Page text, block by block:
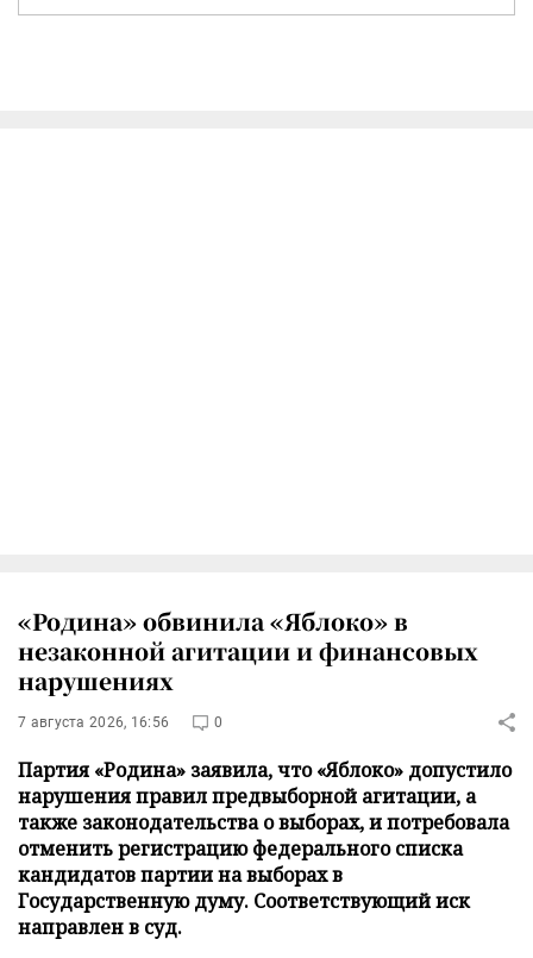
«Родина» обвинила «Яблоко» в
незаконной агитации и финансовых
нарушениях
7 августа 2026, 16:56 0
Партия «Родина» заявила, что «Яблоко» допустило
нарушения правил предвыборной агитации, а
также законодательства о выборах, и потребовала
отменить регистрацию федерального списка
кандидатов партии на выборах в
Государственную думу. Соответствующий иск
направлен в суд.